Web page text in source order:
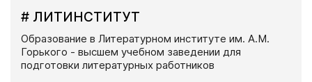
# ЛИТИНСТИТУТ
Образование в Литературном институте им. А.М.
Горького - высшем учебном заведении для
подготовки литературных работников